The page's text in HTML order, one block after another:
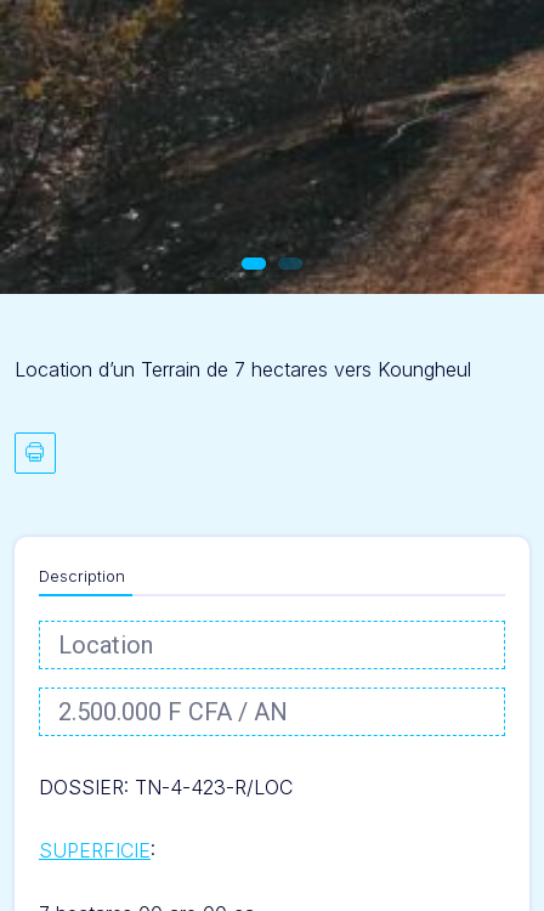
Location d’un Terrain de 7 hectares vers Koungheul
Description
Location
2.500.000 F CFA / AN
DOSSIER: TN-4-423-R/LOC
SUPERFICIE: